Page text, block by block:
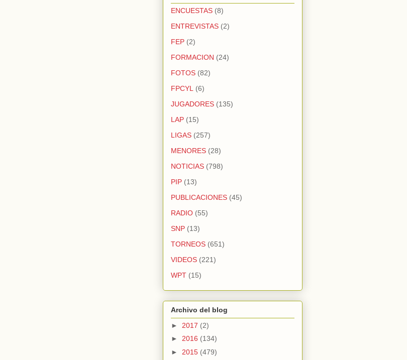
ENCUESTAS (8)
ENTREVISTAS (2)
FEP (2)
FORMACION (24)
FOTOS (82)
FPCYL (6)
JUGADORES (135)
LAP (15)
LIGAS (257)
MENORES (28)
NOTICIAS (798)
PIP (13)
PUBLICACIONES (45)
RADIO (55)
SNP (13)
TORNEOS (651)
VIDEOS (221)
WPT (15)
Archivo del blog
► 2017 (2)
► 2016 (134)
► 2015 (479)